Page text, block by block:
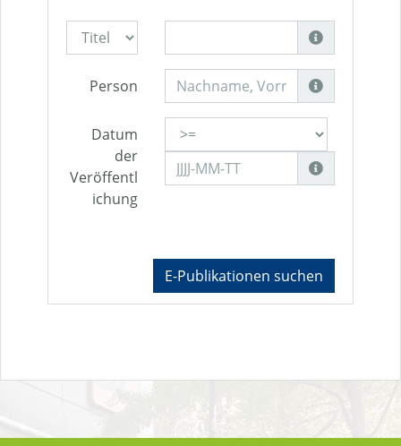
Person
Datum
der
Veröffentl
ichung
E-Publikationen suchen